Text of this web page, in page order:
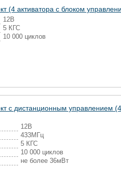
(4 активатора с блоком
12В
5 КГС
10 000 циклов
с дистанционным управлением
12В
433МГц
5 КГС
10 000 циклов
не более 36мВт